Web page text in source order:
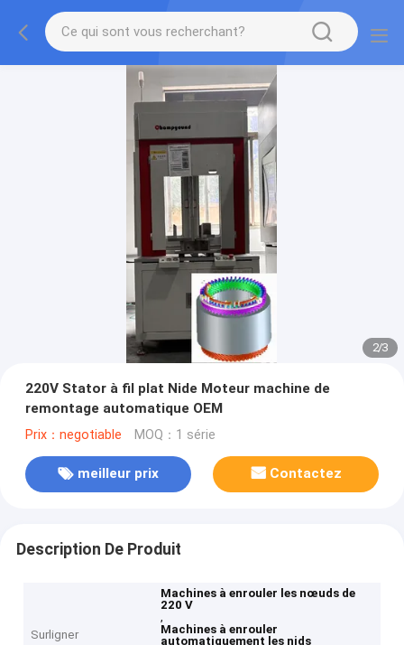
2/3
220V Stator à fil plat Nide Moteur machine de
remontage automatique OEM
Prix：negotiable MOQ：1 série
meilleur prix Contactez
Description De Produit
Surligner
Machines à enrouler les nœuds de
220 V
,
Machines à enrouler
automatiquement les nids